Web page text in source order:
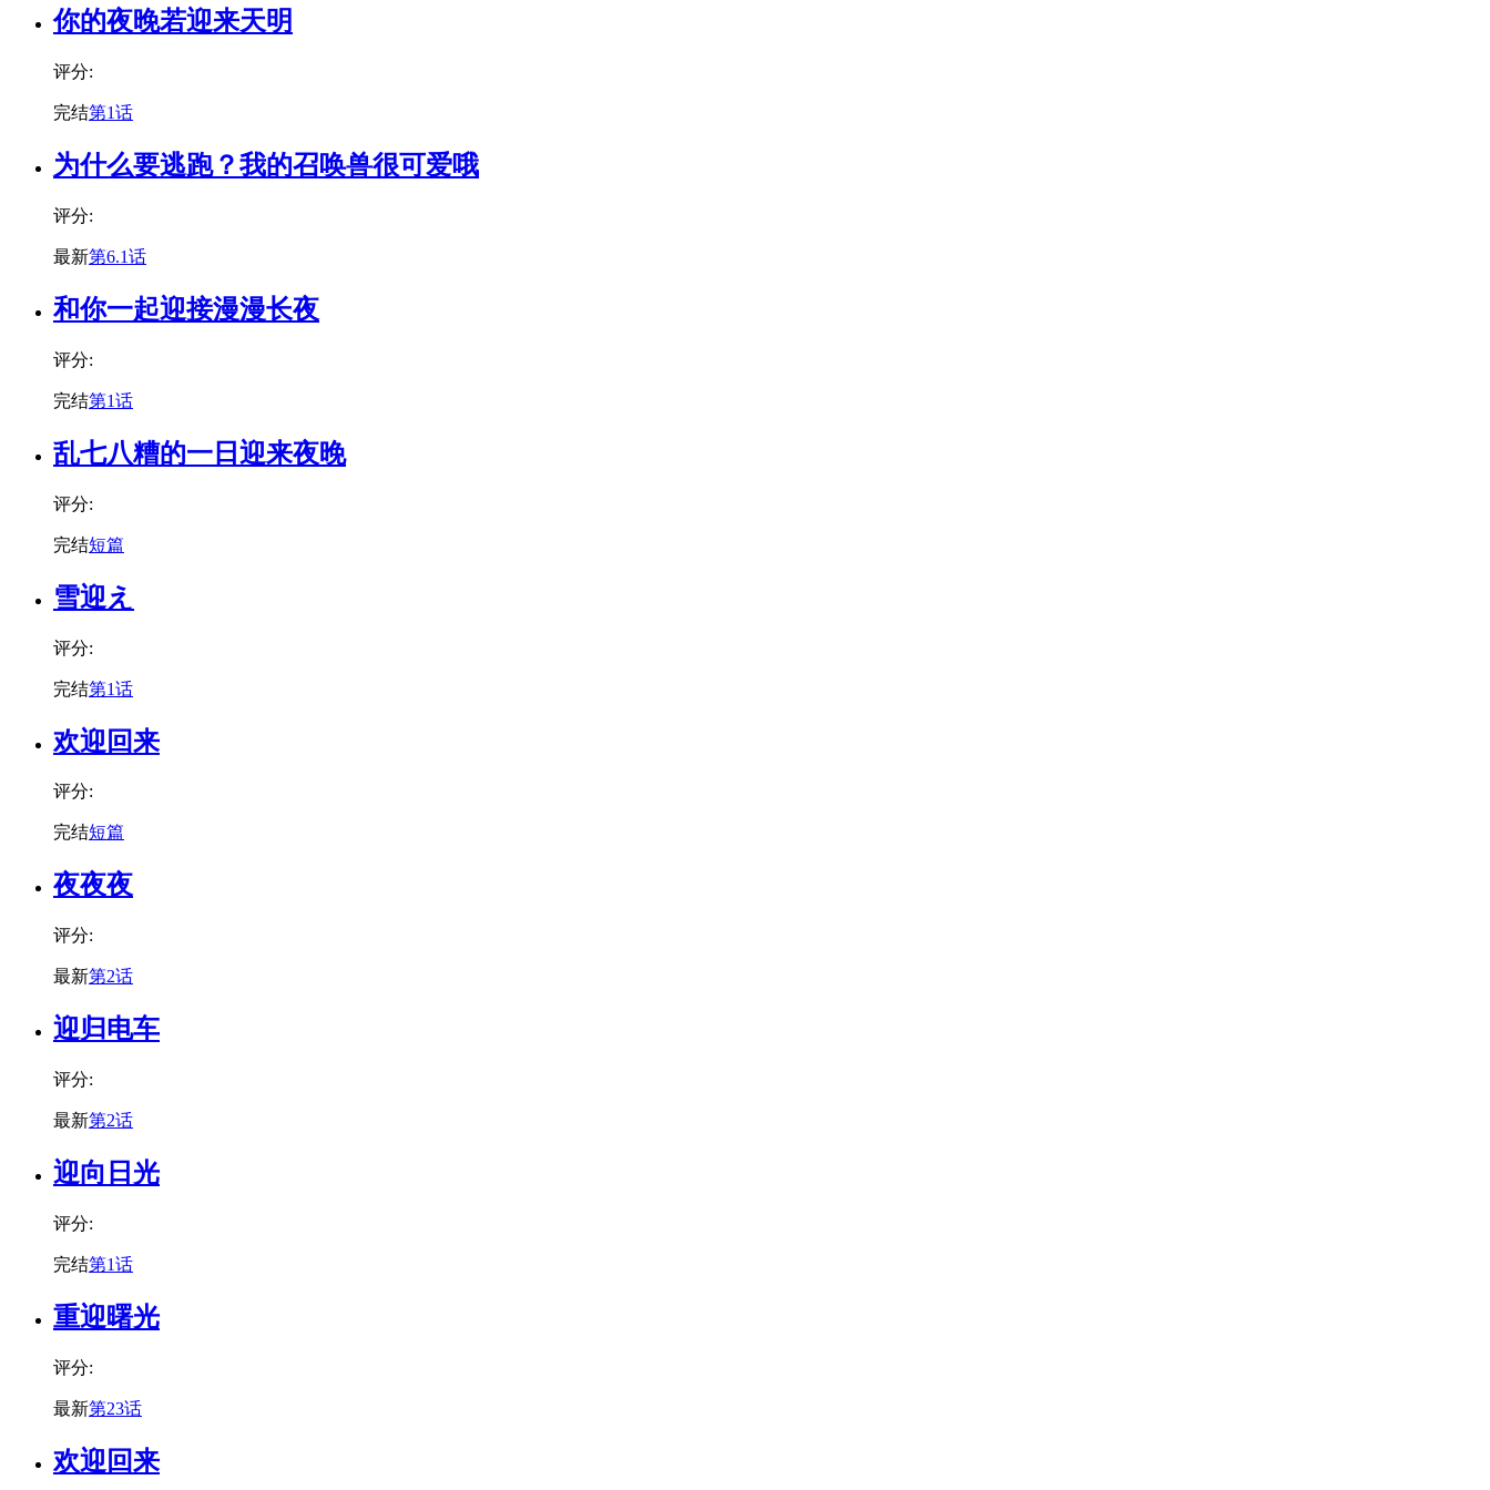
你的夜晚若迎来天明
评分:
完结第1话
为什么要逃跑？我的召唤兽很可爱哦
评分:
最新第6.1话
和你一起迎接漫漫长夜
评分:
完结第1话
乱七八糟的一日迎来夜晚
评分:
完结短篇
雪迎え
评分:
完结第1话
欢迎回来
评分:
完结短篇
夜夜夜
评分:
最新第2话
迎归电车
评分:
最新第2话
迎向日光
评分:
完结第1话
重迎曙光
评分:
最新第23话
欢迎回来